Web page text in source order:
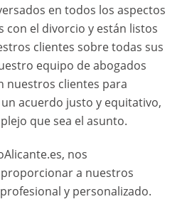
en todos los aspectos
con el divorcio y están listos
clientes sobre todas sus
equipo de abogados
nuestros clientes para
acuerdo justo y equitativo,
que sea el asunto.
nos
a nuestros
y personalizado.